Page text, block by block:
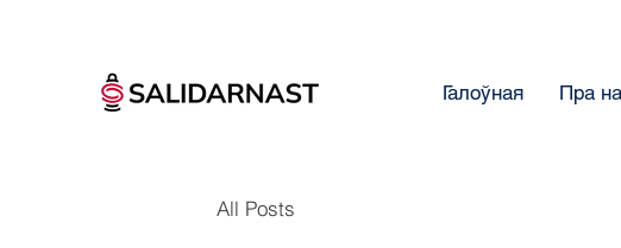
Галоўная Пра
All Posts